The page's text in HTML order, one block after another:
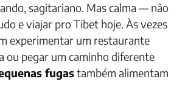
sagitariano. Mas calma — não
e viajar pro Tibet hoje. Às vezes
experimentar um restaurante
ou pegar um caminho diferente
fugastambém alimentam